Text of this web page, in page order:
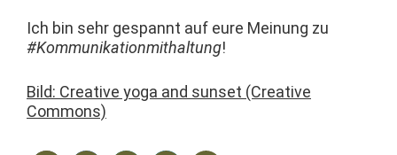
Ich bin sehr ges­pan­nt auf eure Mei­n­ung zu
#Kom­mu­nika­tion­mithal­tung!
Bild: Cre­ative yoga and sun­set (Cre­ative
Commons)